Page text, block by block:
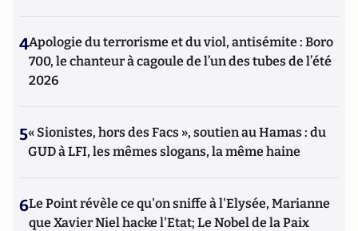
4Apologie du terrorisme et du viol, antisémite : Boro
700, le chanteur à cagoule de l’un des tubes de l’été
2026
5« Sionistes, hors des Facs », soutien au Hamas : du
GUD à LFI, les mêmes slogans, la même haine
6Le Point révèle ce qu'on sniffe à l'Elysée, Marianne
que Xavier Niel hacke l'Etat; Le Nobel de la Paix